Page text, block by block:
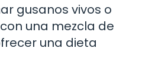
gusanos vivos o
una mezcla de
una dieta